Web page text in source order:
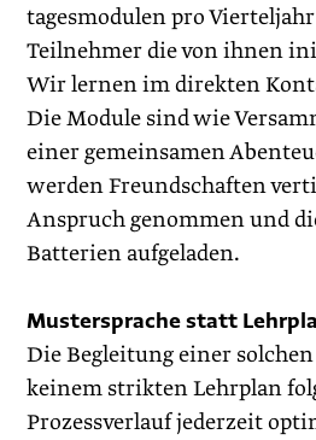
tagesmodulen pro
Teilnehmer die von ihnen
Wir lernen im direkten
Die Module sind wie
einer gemeinsamen
werden Freundschaften
Anspruch genommen und
Batterien aufgeladen.
Mustersprache statt
Die Begleitung einer
keinem strikten Lehrplan
Prozessverlauf jederzeit